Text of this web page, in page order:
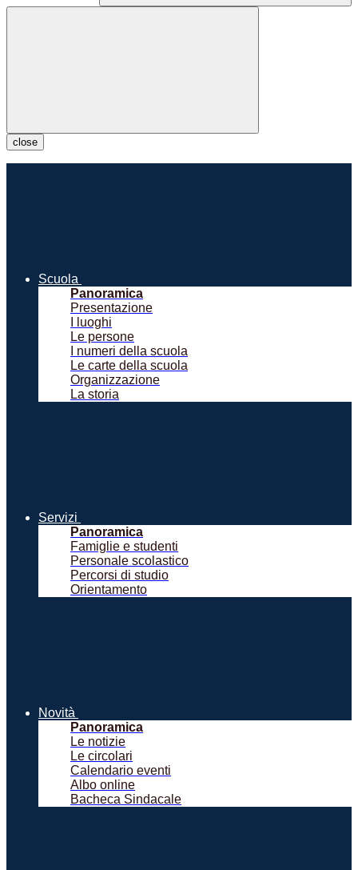
close
Scuola
Panoramica
Presentazione
I luoghi
Le persone
I numeri della scuola
Le carte della scuola
Organizzazione
La storia
Servizi
Panoramica
Famiglie e studenti
Personale scolastico
Percorsi di studio
Orientamento
Novità
Panoramica
Le notizie
Le circolari
Calendario eventi
Albo online
Bacheca Sindacale